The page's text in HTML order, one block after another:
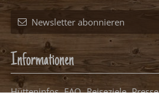
Newsletter abonnieren
Informationen
Hütteninfos FAQ Reiseziele Presse